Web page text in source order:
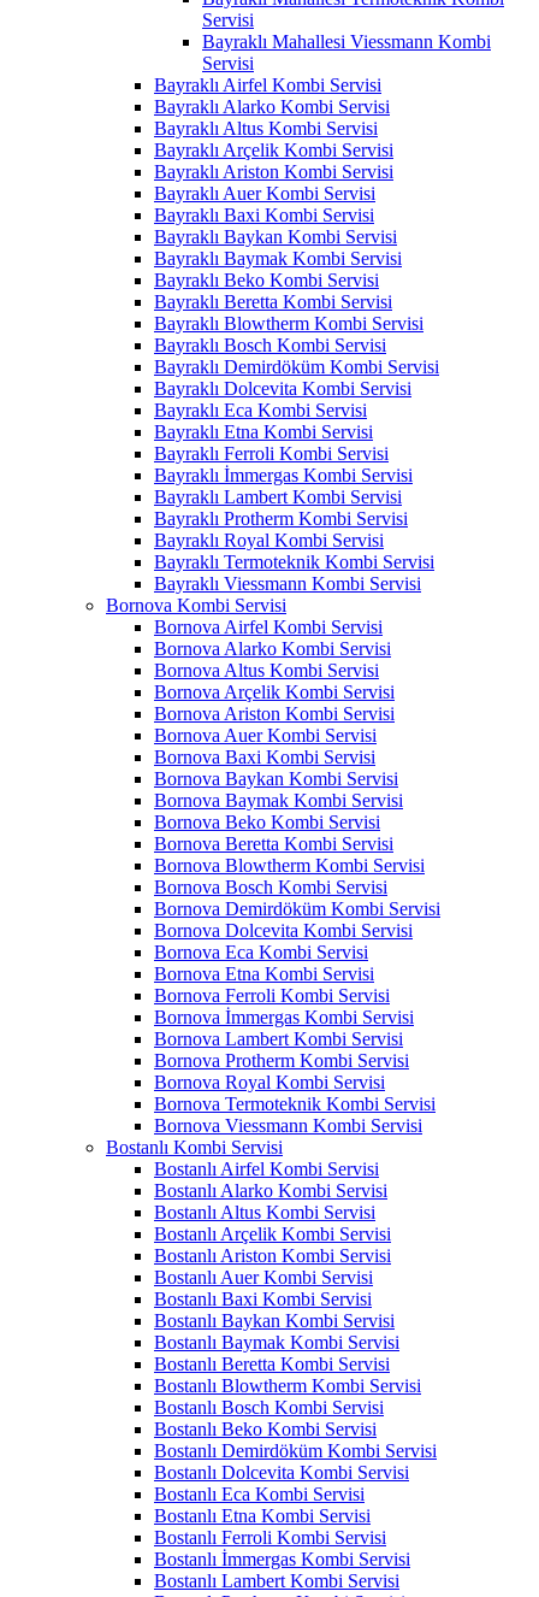
Servisi
Bayraklı Mahallesi Viessmann Kombi
Servisi
Bayraklı Airfel Kombi Servisi
Bayraklı Alarko Kombi Servisi
Bayraklı Altus Kombi Servisi
Bayraklı Arçelik Kombi Servisi
Bayraklı Ariston Kombi Servisi
Bayraklı Auer Kombi Servisi
Bayraklı Baxi Kombi Servisi
Bayraklı Baykan Kombi Servisi
Bayraklı Baymak Kombi Servisi
Bayraklı Beko Kombi Servisi
Bayraklı Beretta Kombi Servisi
Bayraklı Blowtherm Kombi Servisi
Bayraklı Bosch Kombi Servisi
Bayraklı Demirdöküm Kombi Servisi
Bayraklı Dolcevita Kombi Servisi
Bayraklı Eca Kombi Servisi
Bayraklı Etna Kombi Servisi
Bayraklı Ferroli Kombi Servisi
Bayraklı İmmergas Kombi Servisi
Bayraklı Lambert Kombi Servisi
Bayraklı Protherm Kombi Servisi
Bayraklı Royal Kombi Servisi
Bayraklı Termoteknik Kombi Servisi
Bayraklı Viessmann Kombi Servisi
Bornova Kombi Servisi
Bornova Airfel Kombi Servisi
Bornova Alarko Kombi Servisi
Bornova Altus Kombi Servisi
Bornova Arçelik Kombi Servisi
Bornova Ariston Kombi Servisi
Bornova Auer Kombi Servisi
Bornova Baxi Kombi Servisi
Bornova Baykan Kombi Servisi
Bornova Baymak Kombi Servisi
Bornova Beko Kombi Servisi
Bornova Beretta Kombi Servisi
Bornova Blowtherm Kombi Servisi
Bornova Bosch Kombi Servisi
Bornova Demirdöküm Kombi Servisi
Bornova Dolcevita Kombi Servisi
Bornova Eca Kombi Servisi
Bornova Etna Kombi Servisi
Bornova Ferroli Kombi Servisi
Bornova İmmergas Kombi Servisi
Bornova Lambert Kombi Servisi
Bornova Protherm Kombi Servisi
Bornova Royal Kombi Servisi
Bornova Termoteknik Kombi Servisi
Bornova Viessmann Kombi Servisi
Bostanlı Kombi Servisi
Bostanlı Airfel Kombi Servisi
Bostanlı Alarko Kombi Servisi
Bostanlı Altus Kombi Servisi
Bostanlı Arçelik Kombi Servisi
Bostanlı Ariston Kombi Servisi
Bostanlı Auer Kombi Servisi
Bostanlı Baxi Kombi Servisi
Bostanlı Baykan Kombi Servisi
Bostanlı Baymak Kombi Servisi
Bostanlı Beretta Kombi Servisi
Bostanlı Blowtherm Kombi Servisi
Bostanlı Bosch Kombi Servisi
Bostanlı Beko Kombi Servisi
Bostanlı Demirdöküm Kombi Servisi
Bostanlı Dolcevita Kombi Servisi
Bostanlı Eca Kombi Servisi
Bostanlı Etna Kombi Servisi
Bostanlı Ferroli Kombi Servisi
Bostanlı İmmergas Kombi Servisi
Bostanlı Lambert Kombi Servisi